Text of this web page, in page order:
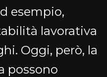
esempio,
lavorativa
Oggi, però, la
possono